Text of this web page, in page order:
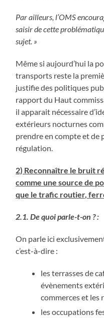
Par ailleurs, l’OMS
saisir de cette
sujet. »
Même si aujourd’hui la
transports reste la
justifie des politiques
rapport du Haut
il apparait nécessaire
extérieurs nocturnes
prendre en compte et de
régulation.
2) Reconnaître le bruit
comme une source de
que le trafic routier,
2.1. De quoi parle-t-on ?:
On parle ici
c’est-à-dire :
les terrasses de
évènements
commerces et les
les occupations